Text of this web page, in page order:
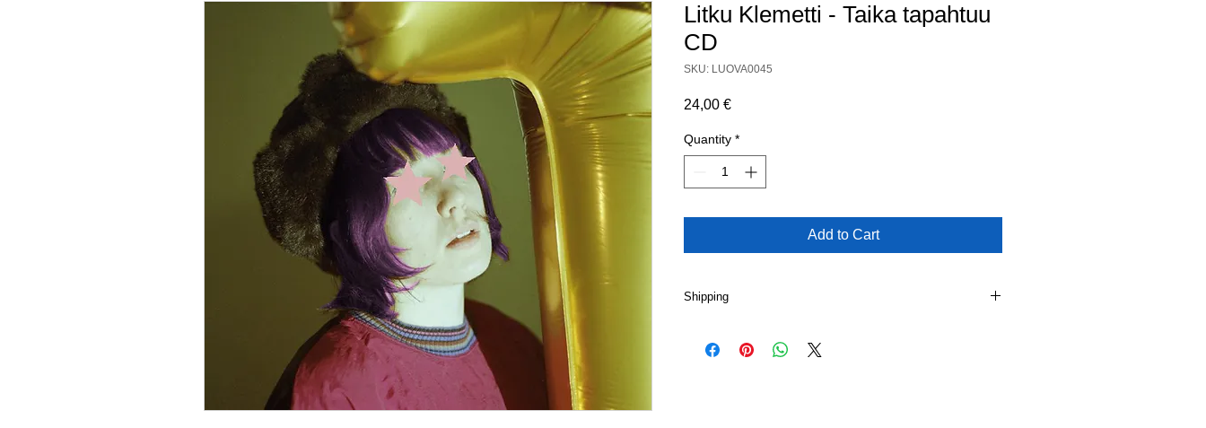
Litku Klemetti - Taika tapahtuu
CD
SKU: LUOVA0045
24,00 €Price
Quantity *
Add to Cart
Shipping
FINLAND